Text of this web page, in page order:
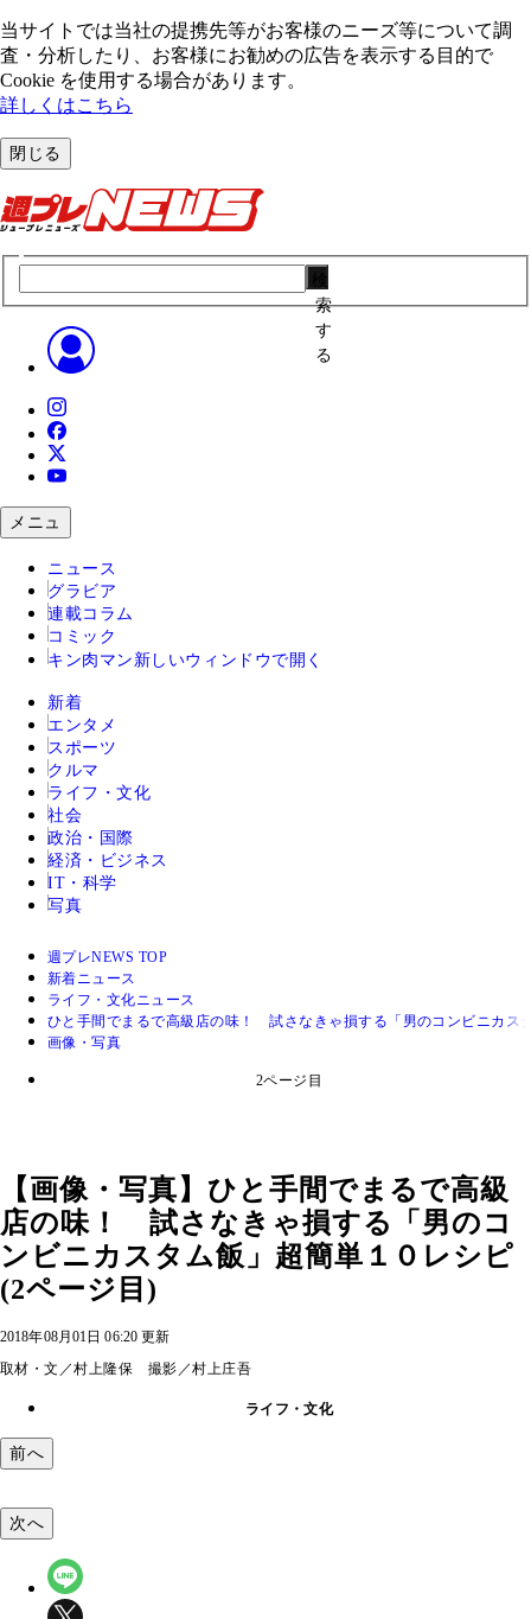
当サイトでは当社の提携先等がお客様のニーズ等について調
査・分析したり、お客様にお勧めの広告を表⽰する⽬的で
Cookie を使⽤する場合があります。
詳しくはこちら
閉じる
索
す
る
メニュ
ニュース
グラビア
連載コラム
コミック
キン肉マン 新しいウィンドウで開く
新着
エンタメ
スポーツ
クルマ
ライフ・文化
社会
政治・国際
経済・ビジネス
IT・科学
写真
週プレNEWS TOP
新着ニュース
ライフ・文化ニュース
ひと手間でまるで高級店の味！ 試さなきゃ損する「男のコンビニカス
画像・写真
2ページ目
【画像・写真】ひと手間でまるで高級
店の味！ 試さなきゃ損する「男のコ
ンビニカスタム飯」超簡単１０レシピ
(2ページ目)
2018年08月01日 06:20 更新
取材・文／村上隆保 撮影／村上庄吾
ライフ・文化
前へ
次へ